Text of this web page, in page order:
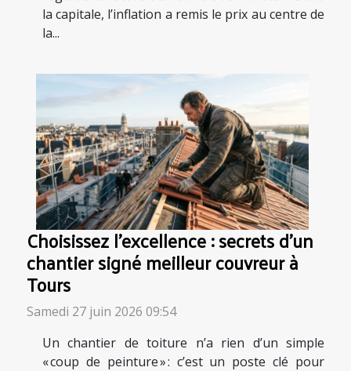
la capitale, l’inflation a remis le prix au centre de
la...
Choisissez l’excellence : secrets d’un
chantier signé meilleur couvreur à
Tours
Samedi 27 juin 2026 09:54
Un chantier de toiture n’a rien d’un simple
« coup de peinture » : c’est un poste clé pour